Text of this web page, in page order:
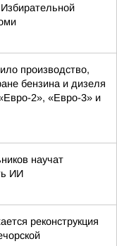
производство,
бензина и дизеля
2», «Евро-3» и
научат
ИИ
реконструкция